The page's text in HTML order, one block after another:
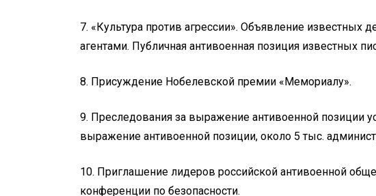
7. «Культура против агрессии». Объявление известных
агентами. Публичная антивоенная позиция известных
8. Присуждение Нобелевской премии «Мемориалу».
9. Преследования за выражение антивоенной позиции
выражение антивоенной позиции, около 5 тыс.
10. Приглашение лидеров российской антивоенной
конференции по безопасности.